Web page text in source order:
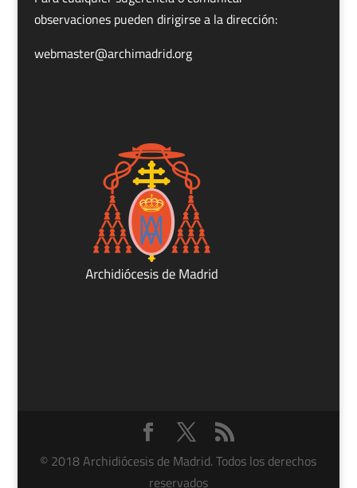
observaciones pueden dirigirse a la dirección:
webmaster@archimadrid.org
© 2018 Archidiócesis de Madrid. Todos los derechos
reservados